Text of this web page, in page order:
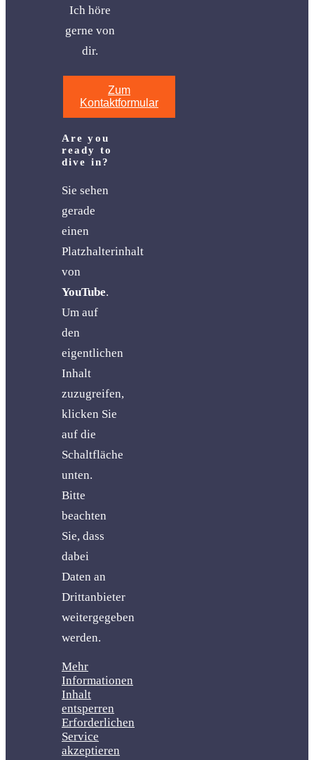
Ich höre
gerne von
dir.
Zum
Kontaktformular
Are you
ready to
dive in?
Sie sehen
gerade
einen
Platzhalterinhalt
von
YouTube.
Um auf
den
eigentlichen
Inhalt
zuzugreifen,
klicken Sie
auf die
Schaltfläche
unten.
Bitte
beachten
Sie, dass
dabei
Daten an
Drittanbieter
weitergegeben
werden.
Mehr
Informationen
Inhalt
entsperren
Erforderlichen
Service
akzeptieren